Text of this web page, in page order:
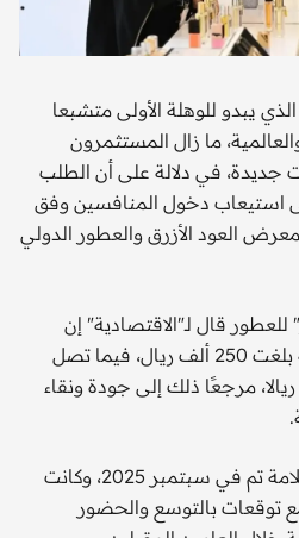
يبدو للوهلة الأولى متشبعا
ما زال المستثمرون
جديدة، في دلالة على أن الطلب
استيعاب دخول المنافسين وفق
العود الأزرق والعطور الدولي
قال لـ"الاقتصادية" إن
تكلفة إطلاق علامته التجارية بلغت 250 ألف ريال، فيما تصل
أسعار البيع للعطو نحو 249 ريالا، مرجعًا ذلك إلى جودة ونقاء
وأضاف السيد: إن إطلاق العلامة تم في سبتمبر 2025، وكانت
توقعات بالتوسع والحضور